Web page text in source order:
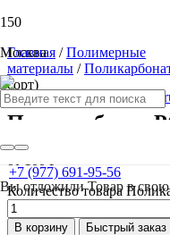
Москва
Вы отложилиТоварв свою
+7 (977) 691-95-56
Главная /Полимерные
материалы /
сорт)
Поликарбонат
Количество товара
В корзину Быстрый заказ